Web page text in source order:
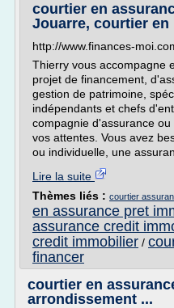
courtier en
Jouarre, courtier en
http://www.finances-
Thierry vous accompagne
projet de financement,
gestion de patrimoine,
indépendants et chefs
compagnie d'assurance
vos attentes. Vous avez
ou individuelle, une
Lire la suite
Thèmes liés : courtier
en assurance pret
assurance credit
credit immobilier /
financer
courtier en
arrondissement ...